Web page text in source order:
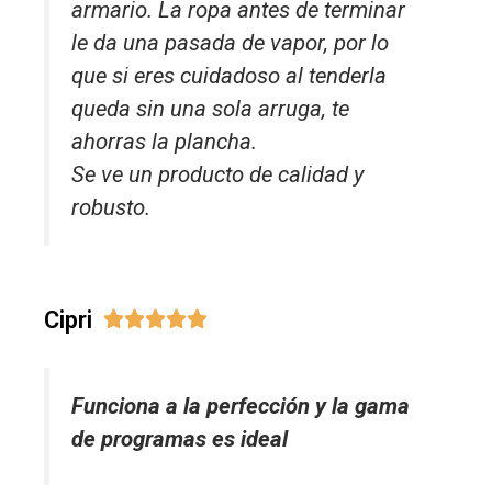
armario. La ropa antes de terminar
le da una pasada de vapor, por lo
que si eres cuidadoso al tenderla
queda sin una sola arruga, te
ahorras la plancha.
Se ve un producto de calidad y
robusto.
Cipri 
Funciona a la perfección y la gama
de programas es ideal